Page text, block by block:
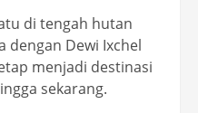
di tengah hutan
Dewi Ixchel
menjadi destinasi
sekarang.